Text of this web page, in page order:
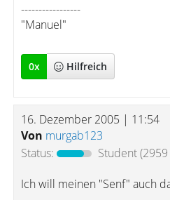
-----------------
"Manuel"
0x Hilfreich
16. Dezember 2005 | 11:54
Von murgab123
Status:
Student
Ich will meinen "Senf" auch